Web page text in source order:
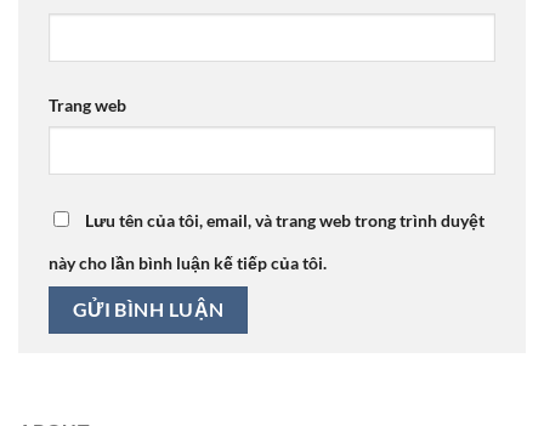
Trang web
Lưu tên của tôi, email, và trang web trong trình duyệt
này cho lần bình luận kế tiếp của tôi.